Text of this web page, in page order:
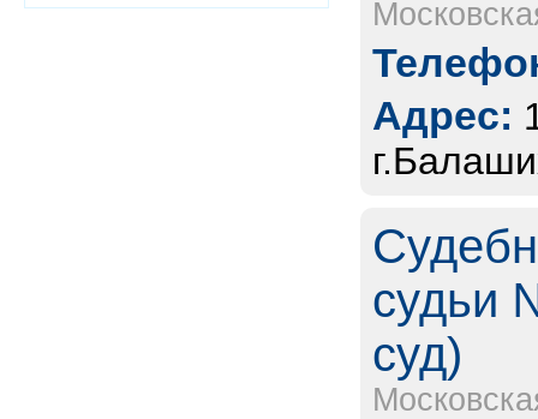
Адрес:
судьи
суд)